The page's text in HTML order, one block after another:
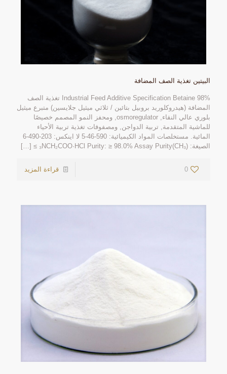
البيتين تغذية الصف المضافة
Industrial Feed Additive Specification Betaine
98% تغذية الصف
المضافة (هيدروكلوريد بروبيل بتائين / ثلاثي ميثيل جلايسين) متبرع ميثيل
بلوري عالي النقاء, osmoregulator, ومحفز النمو المصمم خصيصًا
للماشية المتقدمة, تربية الدواجن, ومصفوفات تغذية تربية الأحياء
المائية. مستخلصات المواد الكيميائية: 590-46-5 لا اينكس: 203-490-6
الصيغة: (CH₃)
₃NCH₂COO·HCl Purity: ≥ 98.0% Assay Purity ≥
[…]
0 قراءة المزيد